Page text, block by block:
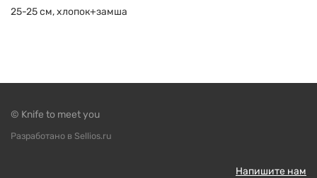
25-25 см, хлопок+замша
© Knife to meet you
Разработано в Sellios.ru
Напишите нам